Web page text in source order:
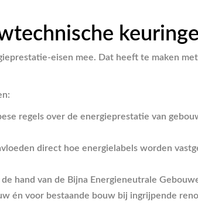
eisen mee. Dat heeft te maken
regels over de energieprestatie van
direct hoe energielabels worden
hand van de Bijna Energieneutrale
én voor bestaande bouw bij ingrijpende